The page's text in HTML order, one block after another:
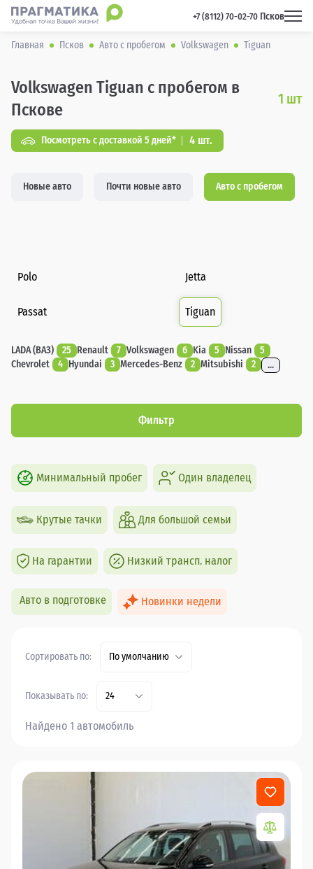
+7 (8112) 70-02-70 Псков
Главная Псков Авто с пробегом Volkswagen Tiguan
Volkswagen Tiguan с пробегом в
Пскове
1 шт
Посмотреть с доставкой 5 дней* 4 шт.
Новые авто Почти новые авто Авто с пробегом
Polo Jetta
Passat Tiguan
LADA (ВАЗ) 25 Renault 7 Volkswagen 6 Kia 5 Nissan
5
Chevrolet
4 Hyundai 3 Mercedes-Benz 2 Mitsubishi 2 ...
Фильтр
Минимальный пробег Один владелец
Крутые тачки Для большой семьи
На гарантии Низкий трансп. налог
Авто в подготовке Новинки недели
Сортировать по: По умолчанию
Показывать по: 24
Найдено 1 автомобиль